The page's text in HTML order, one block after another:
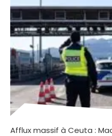
Afflux massif à Ceuta :